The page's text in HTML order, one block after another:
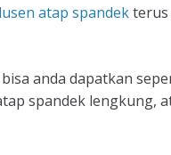
atap spandekterus
anda dapatkan
spandek lengkung,